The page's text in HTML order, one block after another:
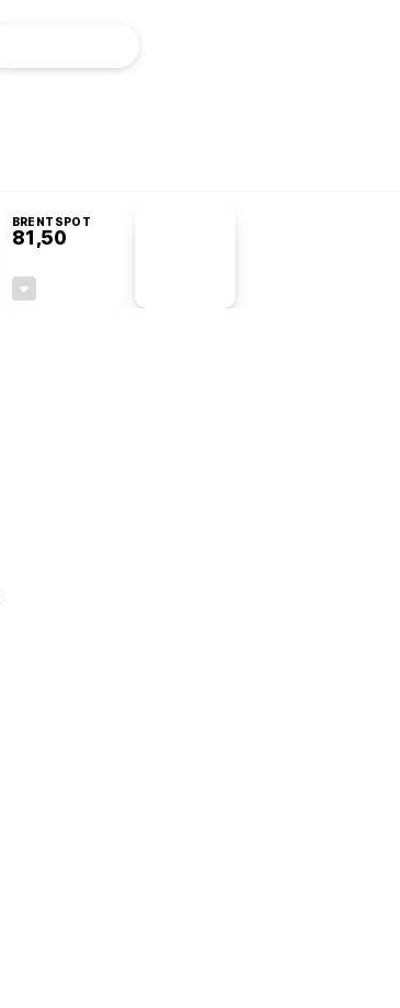
BRENTSPOT
81,50